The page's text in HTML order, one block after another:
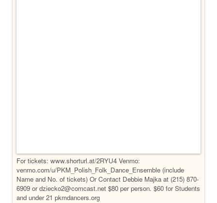
For tickets: www.shorturl.at/2RYU4 Venmo:
venmo.com/u/PKM_Polish_Folk_Dance_Ensemble (include
Name and No. of tickets) Or Contact Debbie Majka at (215) 870-
6909 or dziecko2@comcast.net $80 per person. $60 for Students
and under 21 pkmdancers.org